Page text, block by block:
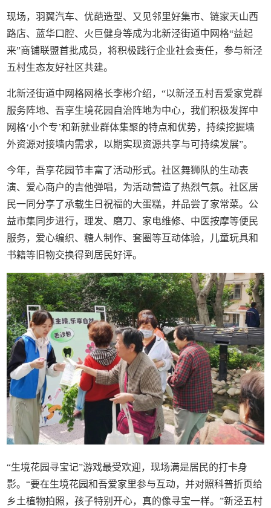
现场，羽翼汽车、优葩造型、又见邻里好集市、链家天山西
路店、蓝华口腔、火巨健身等成为北新泾街道中网格“益起
来”商铺联盟首批成员，将积极践行企业社会责任，参与新泾
五村生态友好社区共建。
北新泾街道中网格网格长李彬介绍，“以新泾五村吾爱家党群
服务阵地、吾享生境花园自治阵地为中心，我们积极发挥中
网格‘小个专’和新就业群体集聚的特点和优势，持续挖掘墙
外资源对接墙内需求，以期实现资源共享与可持续发展”。
今年，吾享花园节丰富了活动形式。社区舞狮队的生动表
演、爱心商户的吉他弹唱，为活动营造了热烈气氛。社区居
民一同分享了承载生日祝福的大蛋糕，并品尝了家常菜。公
益市集同步进行，理发、磨刀、家电维修、中医按摩等便民
服务，爱心编织、糖人制作、套圈等互动体验，儿童玩具和
书籍等旧物交换得到居民好评。
“生境花园寻宝记”游戏最受欢迎，现场满是居民的打卡身
影。“要在生境花园和吾爱家里参与互动，并对照科普折页给
乡土植物拍照，孩子特别开心，真的像寻宝一样。”新泾五村